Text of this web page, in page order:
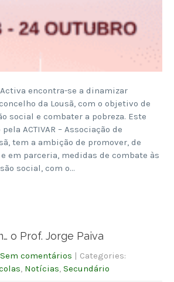
Activa encontra-se a dinamizar
da Lousã, com o objetivo de
social e combater a pobreza. Este
ACTIVAR – Associação de
tem a ambição de promover, de
em parceria, medidas de combate às
social, com o…
o Prof. Jorge Paiva
Sem comentários | Categories:
Notícias Secundário